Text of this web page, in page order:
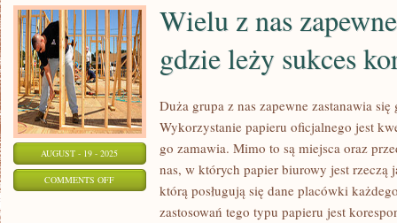
AUGUST - 19 - 2025
COMMENTS OFFON
Wielu z nas
gdzie leży sukces
Duża grupa z nas zapewne zastanawia
Wykorzystanie papieru oficjalnego jest
go zamawia. Mimo to są miejsca oraz
nas, w których papier biurowy jest rzeczą
którą posługują się dane placówki
zastosowań tego typu papieru jest